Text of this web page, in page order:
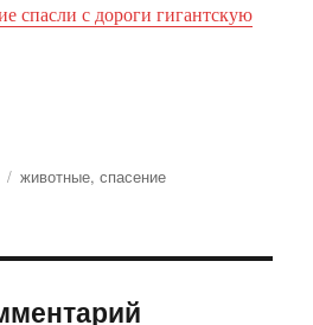
спасли с дороги гигантскую
Метки
животные,спасение